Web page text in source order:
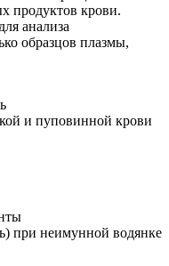
продуктов крови.
анализа
образцов плазмы,
и пуповинной крови
при неимунной водянке